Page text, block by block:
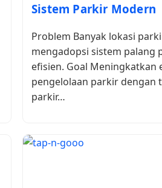
Sistem Parkir Modern
Problem Banyak lokasi
mengadopsi sistem palang
efisien. Goal Meningkatkan
pengelolaan parkir dengan
parkir…